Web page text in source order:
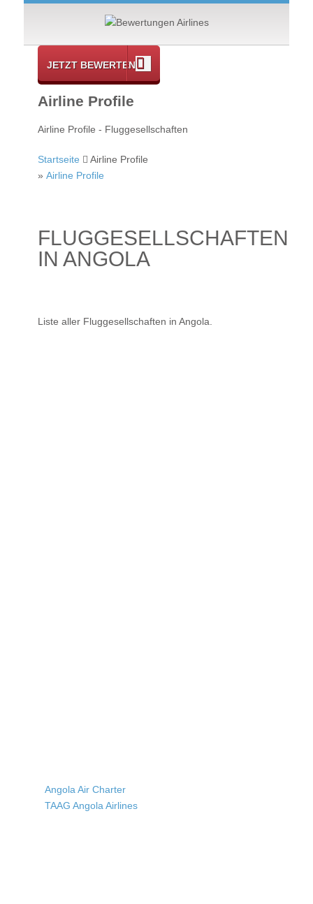
JETZT BEWERTEN
Airline Profile
Airline Profile - Fluggesellschaften
Startseite
Airline Profile
» Airline Profile
FLUGGESELLSCHAFTEN
IN ANGOLA
Liste aller Fluggesellschaften in Angola.
Angola Air Charter
TAAG Angola Airlines